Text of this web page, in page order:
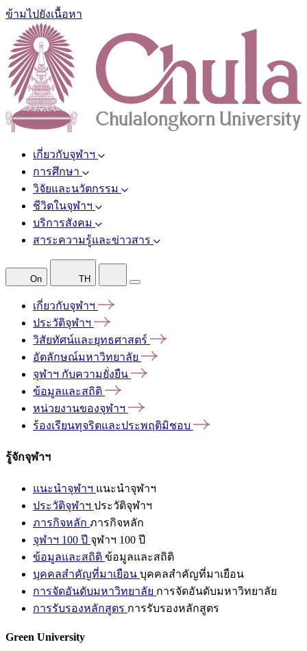
ข้ามไปยังเนื้อหา
เกี่ยวกับจุฬาฯ
การศึกษา
วิจัยและนวัตกรรม
ชีวิตในจุฬาฯ
บริการสังคม
สาระความรู้และข่าวสาร
On TH
เกี่ยวกับจุฬาฯ
ประวัติจุฬาฯ
วิสัยทัศน์และยุทธศาสตร์
อัตลักษณ์มหาวิทยาลัย
จุฬาฯ กับความยั่งยืน
ข้อมูลและสถิติ
หน่วยงานของจุฬาฯ
ร้องเรียนทุจริตและประพฤติมิชอบ
รู้จักจุฬาฯ
แนะนำจุฬาฯ แนะนำจุฬาฯ
ประวัติจุฬาฯ ประวัติจุฬาฯ
ภารกิจหลัก ภารกิจหลัก
จุฬาฯ 100 ปี จุฬาฯ 100 ปี
ข้อมูลและสถิติ ข้อมูลและสถิติ
บุคคลสำคัญที่มาเยือน บุคคลสำคัญที่มาเยือน
การจัดอันดับมหาวิทยาลัย การจัดอันดับมหาวิทยาลัย
การรับรองหลักสูตร การรับรองหลักสูตร
Green University